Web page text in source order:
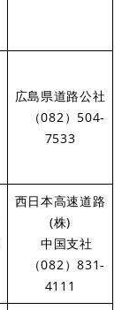
広島県道路公社
（082）504-
7533
西日本高速道路
(株)
中国支社
（082）831-
4111